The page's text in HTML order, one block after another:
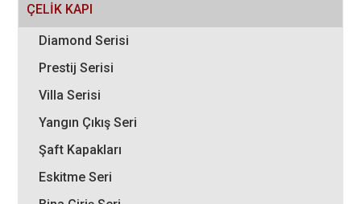
ÇELİK KAPI
Diamond Serisi
Prestij Serisi
Villa Serisi
Yangın Çıkış Seri
Şaft Kapakları
Eskitme Seri